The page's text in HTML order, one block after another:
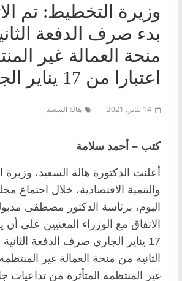
وزيرة التخطيط: تم
بدء صرف الدفعة
منحة العمالة غير
اعتبارا من 17 يناير الجاري
14 يناير، 2021 هالة السعيد
كتب – أحمد سلامة
أعلنت الدكتورة هالة السعيد،
والتنمية الاقتصادية، خلال اجتماع
اليوم، برئاسة الدكتور مصطفى
الاتفاق مع الوزراء المعنيين على أن
17 يناير الجاري صرف الدفعة
الثانية من منحة العمالة غير
غير المنتظمة المتأثرة من